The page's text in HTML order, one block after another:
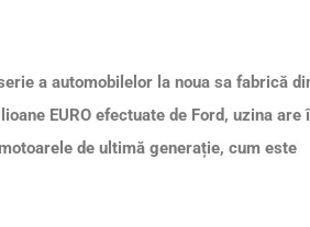
a automobilelor la noua sa fabrică
EURO efectuate de Ford, uzina are
de ultimă generație, cum este